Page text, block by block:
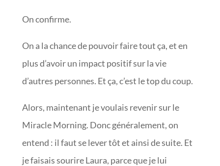
On confirme.
On a la chance de pouvoir faire tout ça, et en
plus d’avoir un impact positif sur la vie
d’autres personnes. Et ça, c’est le top du coup.
Alors, maintenant je voulais revenir sur le
Miracle Morning. Donc généralement, on
entend : il faut se lever tôt et ainsi de suite. Et
je faisais sourire Laura, parce que je lui